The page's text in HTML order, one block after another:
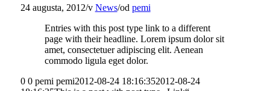
24 augusta, 2012/v News/od pemi
Entries with this post type link to a different
page with their headline. Lorem ipsum dolor sit
amet, consectetuer adipiscing elit. Aenean
commodo ligula eget dolor.
0 0 pemi pemi2012-08-24 18:16:352012-08-24